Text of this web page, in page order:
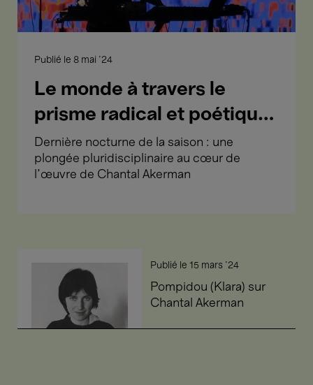
Publié le 8 mai '24
Le monde à travers le
prisme radical et poétique
de Chantal Akerman
Dernière nocturne de la saison : une
plongée pluridisciplinaire au cœur de
l’œuvre de Chantal Akerman
Akerman
Publié le 15 mars '24
Pompidou (Klara) sur
Chantal Akerman